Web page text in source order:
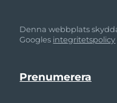
Denna webbplats
Googles integritetspolicy